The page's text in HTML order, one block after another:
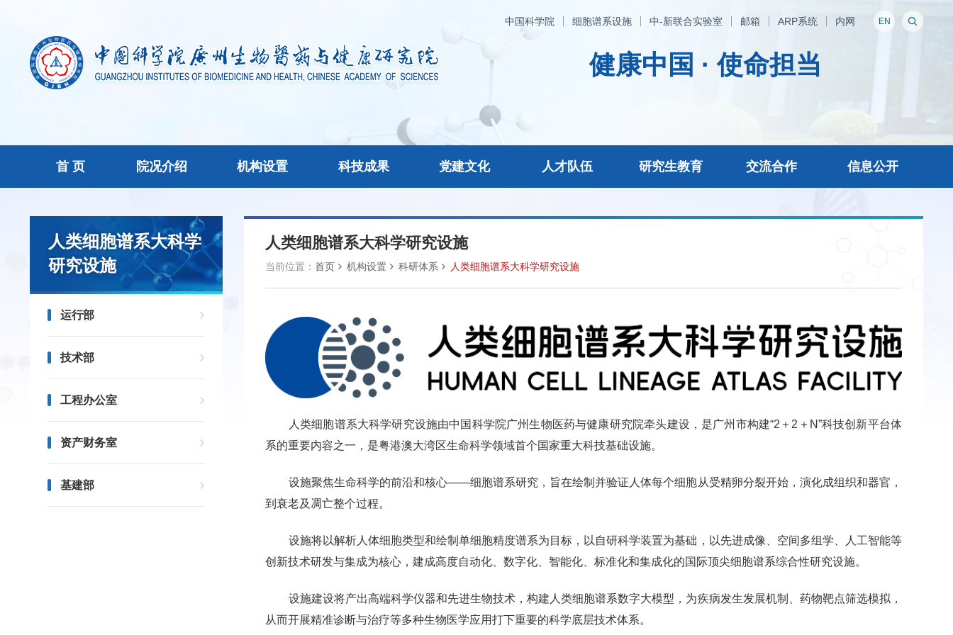
EN
中国科学院 细胞谱系设施 中-新联合实验室 邮箱 ARP系统 内网
健康中国 · 使命担当
首 页 院况介绍 机构设置 科技成果 党建文化 人才队伍 研究生教育 交流合作 信息公开
人类细胞谱系大科学
研究设施
运行部
技术部
工程办公室
资产财务室
基建部
人类细胞谱系大科学研究设施
当前位置：首页 机构设置 科研体系 人类细胞谱系大科学研究设施
人类细胞谱系大科学研究设施由中国科学院广州生物医药与健康研究院牵头建设，是广州市构建“2＋2＋N”科技创新平台体
系的重要内容之一，是粤港澳大湾区生命科学领域首个国家重大科技基础设施。
设施聚焦生命科学的前沿和核心——细胞谱系研究，旨在绘制并验证人体每个细胞从受精卵分裂开始，演化成组织和器官，
到衰老及凋亡整个过程。
设施将以解析人体细胞类型和绘制单细胞精度谱系为目标，以自研科学装置为基础，以先进成像、空间多组学、人工智能等
创新技术研发与集成为核心，建成高度自动化、数字化、智能化、标准化和集成化的国际顶尖细胞谱系综合性研究设施。
设施建设将产出高端科学仪器和先进生物技术，构建人类细胞谱系数字大模型，为疾病发生发展机制、药物靶点筛选模拟，
从而开展精准诊断与治疗等多种生物医学应用打下重要的科学底层技术体系。